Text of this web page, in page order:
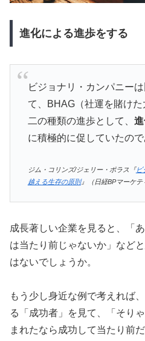
進化による進歩をする
ビジョナリ・カンパニー
て、BHAG（社運を賭け
二の種類の進歩として、
に積極的に促していたので
ジム・コリンズ/ジェリー・ポラス『ビ
越える生存の原則』（日経BPマーケテ
成長著しい企業を見ると、「
は当たり前じゃないか」など
はないでしょうか。
もう少し身近な例で考えれば
る「成功者」を見て、「そり
まれたなら成功して当たり前